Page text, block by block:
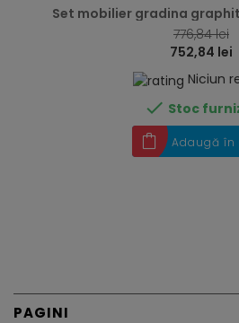
Set mobilier gradina
776,84 lei
752,84 lei
Niciun
 Stoc
Adaugă în
PAGINI